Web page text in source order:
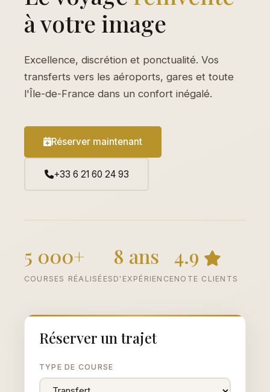
à votre image
Excellence, discrétion et ponctualité. Vos
transferts vers les aéroports, gares et toute
l'Île-de-France dans un confort inégalé.
Réserver maintenant
+33 6 21 60 24 93
5 000+
COURSES RÉALISÉES
8 ans
D'EXPÉRIENCE
4.9
NOTE CLIENTS
Réserver un trajet
TYPE DE COURSE